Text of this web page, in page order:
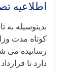
اطلاعیه
بدینوسیله به
کوتاه مدت
رسانیده می
دارد تا قرارداد (۱۳ قلم فلم